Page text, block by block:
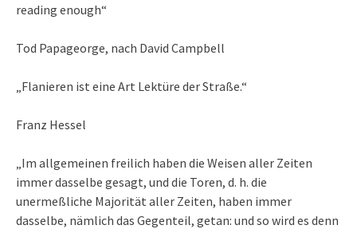
reading enough“
Tod Papageorge, nach David Campbell
„Flanieren ist eine Art Lektüre der Straße.“
Franz Hessel
„Im allgemeinen freilich haben die Weisen aller Zeiten
immer dasselbe gesagt, und die Toren, d. h. die
unermeßliche Majorität aller Zeiten, haben immer
dasselbe, nämlich das Gegenteil, getan: und so wird es denn